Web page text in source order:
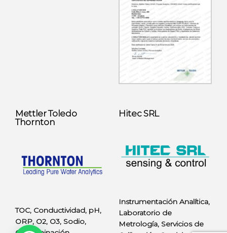
Mettler Toledo
Thornton
TOC, Conductividad, pH,
ORP, O2, O3, Sodio,
Hitec SRL
Instrumentación Analítica,
Laboratorio de
Metrología, Servicios de